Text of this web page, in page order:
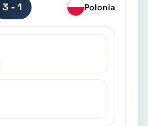
3 - 1 Polonia